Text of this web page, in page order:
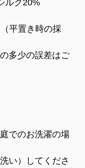
ルク20%
平置き時の採
多少の誤差はご
でのお洗濯の場
い）してくださ